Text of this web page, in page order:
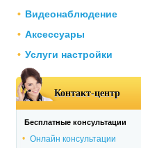
Видеонаблюдение
Аксессуары
Услуги настройки
Контакт-центр
Бесплатные консультации
Онлайн консультации